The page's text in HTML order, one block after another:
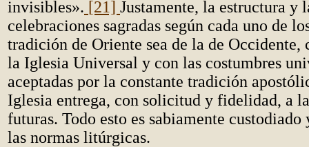
invisibles». [21] Justamente, la estructura y
celebraciones sagradas según cada uno de
tradición de Oriente sea de la de Occidente,
la Iglesia Universal y con las costumbres
aceptadas por la constante tradición
Iglesia entrega, con solicitud y fidelidad, a
futuras. Todo esto es sabiamente
las normas litúrgicas.